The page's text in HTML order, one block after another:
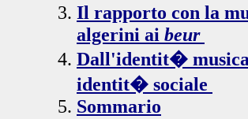
Il rapporto con la
algerini ai beur
Dall'identit�
identit� sociale
Sommario